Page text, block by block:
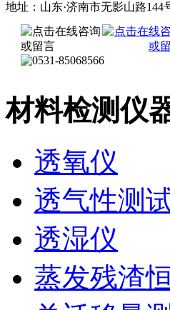
地址：山东·济南市无影山路144
材料检测仪
透氧仪
透气性测
透湿仪
蒸发残渣